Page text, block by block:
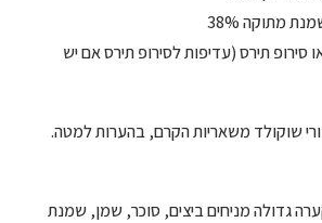
סירופ תירס (עדיפות לסירופ תירס אם יש
שוקולד משאריות הקרם, בהערות למטה.
גדולה מניחים ביצים, סוכר, שמן, שמנת